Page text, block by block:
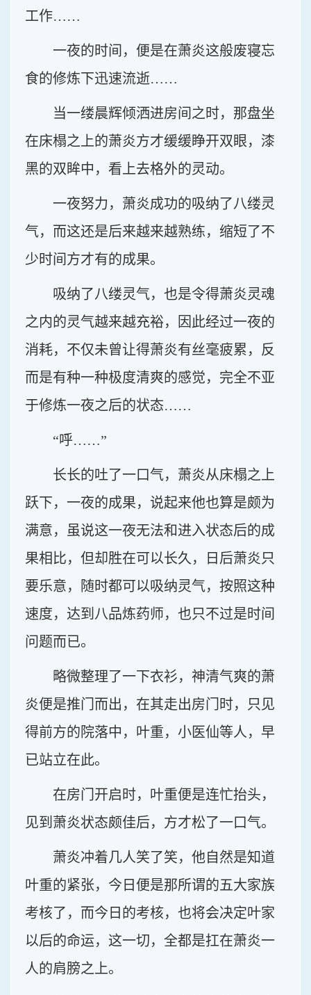
工作……
一夜的时间，便是在萧炎这般废寝忘
食的修炼下迅速流逝……
当一缕晨辉倾洒进房间之时，那盘坐
在床榻之上的萧炎方才缓缓睁开双眼，漆
黑的双眸中，看上去格外的灵动。
一夜努力，萧炎成功的吸纳了八缕灵
气，而这还是后来越来越熟练，缩短了不
少时间方才有的成果。
吸纳了八缕灵气，也是令得萧炎灵魂
之内的灵气越来越充裕，因此经过一夜的
消耗，不仅未曾让得萧炎有丝毫疲累，反
而是有种一种极度清爽的感觉，完全不亚
于修炼一夜之后的状态……
“呼……”
长长的吐了一口气，萧炎从床榻之上
跃下，一夜的成果，说起来他也算是颇为
满意，虽说这一夜无法和进入状态后的成
果相比，但却胜在可以长久，日后萧炎只
要乐意，随时都可以吸纳灵气，按照这种
速度，达到八品炼药师，也只不过是时间
问题而已。
略微整理了一下衣衫，神清气爽的萧
炎便是推门而出，在其走出房门时，只见
得前方的院落中，叶重，小医仙等人，早
已站立在此。
在房门开启时，叶重便是连忙抬头，
见到萧炎状态颇佳后，方才松了一口气。
萧炎冲着几人笑了笑，他自然是知道
叶重的紧张，今日便是那所谓的五大家族
考核了，而今日的考核，也将会决定叶家
以后的命运，这一切，全都是扛在萧炎一
人的肩膀之上。